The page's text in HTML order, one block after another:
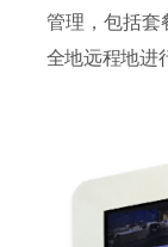
管理，包括
全地远程地进